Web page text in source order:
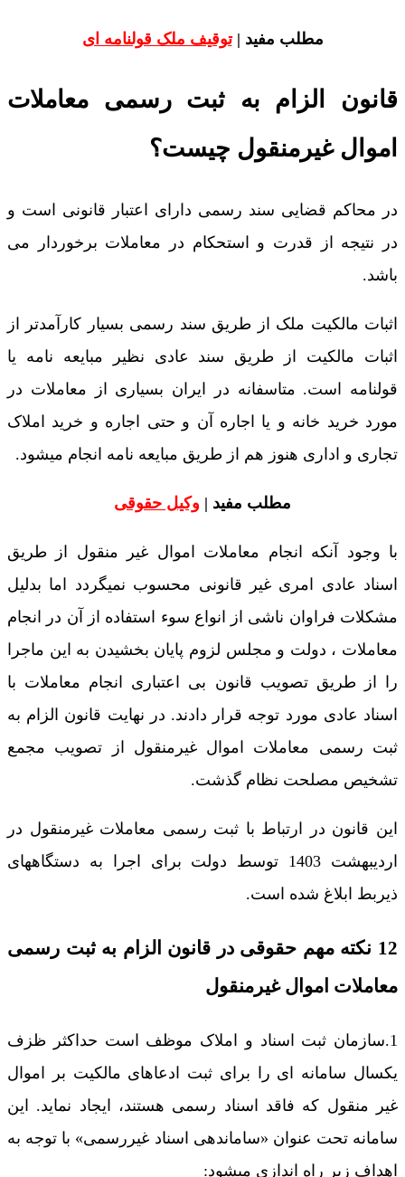
مطلب مفید |توقیف ملک قولنامه ای
قانون الزام به ثبت رسمی معاملات
اموال غیرمنقول چیست؟
در محاکم قضایی سند رسمی دارای اعتبار قانونی است و
در نتیجه از قدرت و استحکام در معاملات برخوردار می
باشد.
اثبات مالکیت ملک از طریق سند رسمی بسیار کارآمدتر از
اثبات مالکیت از طریق سند عادی نظیر مبایعه نامه یا
قولنامه است. متاسفانه در ایران بسیاری از معاملات در
مورد خرید خانه و یا اجاره آن و حتی اجاره و خرید املاک
تجاری و اداری هنوز هم از طریق مبایعه نامه انجام میشود.
مطلب مفید | وکیل حقوقی
با وجود آنکه انجام معاملات اموال غیر منقول از طریق
اسناد عادی امری غیر قانونی محسوب نمیگردد اما بدلیل
مشکلات فراوان ناشی از انواع سوء استفاده از آن در انجام
معاملات ، دولت و مجلس لزوم پایان بخشیدن به این ماجرا
را از طریق تصویب قانون بی اعتباری انجام معاملات با
اسناد عادی مورد توجه قرار دادند. در نهایت قانون الزام به
ثبت رسمی معاملات اموال غیرمنقول از تصویب مجمع
تشخیص مصلحت نظام گذشت.
این قانون در ارتباط با ثبت رسمی معاملات غیرمنقول در
اردیبهشت 1403 توسط دولت برای اجرا به دستگاههای
ذیربط ابلاغ شده است.
12 نکته مهم حقوقی در قانون الزام به ثبت رسمی
معاملات اموال غیرمنقول
1.سازمان ثبت اسناد و املاک موظف است حداکثر ظزف
یکسال سامانه ای را برای ثبت ادعاهای مالکیت بر اموال
غیر منقول که فاقد اسناد رسمی هستند، ایجاد نماید. این
سامانه تحت عنوان «ساماندهی اسناد غیررسمی» با توجه به
اهداف زیر راه اندازی میشود: